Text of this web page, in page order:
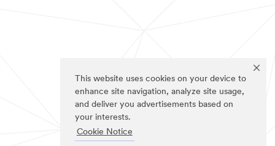
This website uses cookies on your device to
enhance site navigation, analyze site usage,
and deliver you advertisements based on
your interests.
Cookie Notice